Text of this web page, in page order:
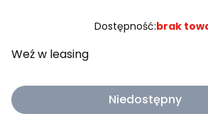
Dostępność:brak
Weź w leasing
Niedostępny